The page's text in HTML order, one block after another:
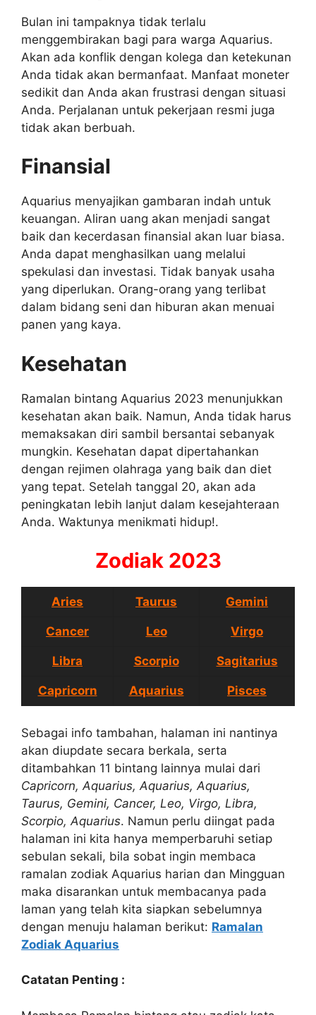
Bulan ini tampaknya tidak terlalu
menggembirakan bagi para warga Aquarius.
Akan ada konflik dengan kolega dan ketekunan
Anda tidak akan bermanfaat. Manfaat moneter
sedikit dan Anda akan frustrasi dengan situasi
Anda. Perjalanan untuk pekerjaan resmi juga
tidak akan berbuah.
Finansial
Aquarius menyajikan gambaran indah untuk
keuangan. Aliran uang akan menjadi sangat
baik dan kecerdasan finansial akan luar biasa.
Anda dapat menghasilkan uang melalui
spekulasi dan investasi. Tidak banyak usaha
yang diperlukan. Orang-orang yang terlibat
dalam bidang seni dan hiburan akan menuai
panen yang kaya.
Kesehatan
Ramalan bintang Aquarius 2023 menunjukkan
kesehatan akan baik. Namun, Anda tidak harus
memaksakan diri sambil bersantai sebanyak
mungkin. Kesehatan dapat dipertahankan
dengan rejimen olahraga yang baik dan diet
yang tepat. Setelah tanggal 20, akan ada
peningkatan lebih lanjut dalam kesejahteraan
Anda. Waktunya menikmati hidup!.
Zodiak 2023
Aries Taurus Gemini
Cancer Leo Virgo
Libra Scorpio Sagitarius
Capricorn Aquarius Pisces
Sebagai info tambahan, halaman ini nantinya
akan diupdate secara berkala, serta
ditambahkan 11 bintang lainnya mulai dari
Capricorn, Aquarius, Aquarius, Aquarius,
Taurus, Gemini, Cancer, Leo, Virgo, Libra,
Scorpio, Aquarius. Namun perlu diingat pada
halaman ini kita hanya memperbaruhi setiap
sebulan sekali, bila sobat ingin membaca
ramalan zodiak Aquarius harian dan Mingguan
maka disarankan untuk membacanya pada
laman yang telah kita siapkan sebelumnya
dengan menuju halaman berikut: Ramalan
Zodiak Aquarius
Catatan Penting :